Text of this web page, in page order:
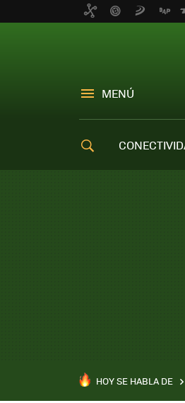
MENÚ
HOY SE HABLA DE